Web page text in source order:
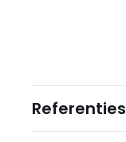
Referenties